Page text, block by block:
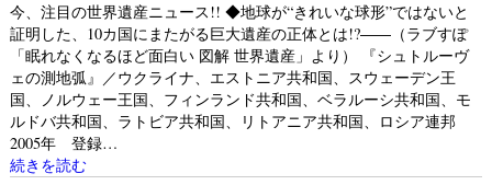
今、注目の世界遺産ニュース!! ◆地球が“きれいな球形”ではないと
証明した、10カ国にまたがる巨大遺産の正体とは!?――（ラブすぽ
「眠れなくなるほど面白い 図解 世界遺産」より） 『シュトルーヴ
ェの測地弧』／ウクライナ、エストニア共和国、スウェーデン王
国、ノルウェー王国、フィンランド共和国、ベラルーシ共和国、モ
ルドバ共和国、ラトビア共和国、リトアニア共和国、ロシア連邦
2005年 登録…
続きを読む